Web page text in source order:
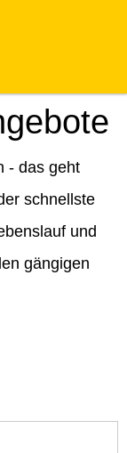
- das geht
schnellste
und
gängigen